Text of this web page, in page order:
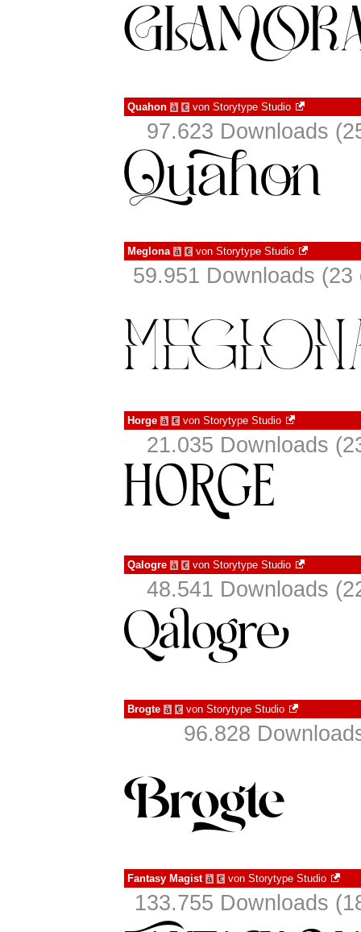
Quahon à € von Storytype Studio
97.623 Downloads
Meglona à € von Storytype Studio
59.951 Downloads (23
Horge à € von Storytype Studio
21.035 Downloads
Qalogre à € von Storytype Studio
48.541 Downloads
Brogte à € von Storytype Studio
96.828
Fantasy Magist à € von Storytype Studio
133.755 Downloads